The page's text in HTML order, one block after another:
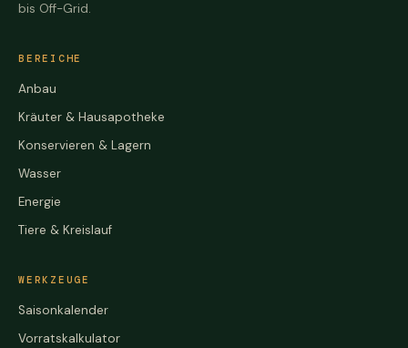
bis Off-Grid.
BEREICHE
Anbau
Kräuter & Hausapotheke
Konservieren & Lagern
Wasser
Energie
Tiere & Kreislauf
WERKZEUGE
Saisonkalender
Vorratskalkulator